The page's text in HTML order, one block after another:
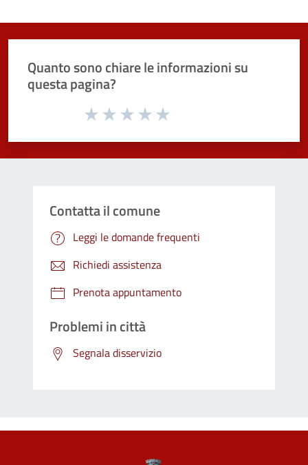
Quanto sono chiare le informazioni su
questa pagina?
Valuta da 1 a 5 stelle la pagina
Contatta il comune
Leggi le domande frequenti
Richiedi assistenza
Prenota appuntamento
Problemi in città
Segnala disservizio